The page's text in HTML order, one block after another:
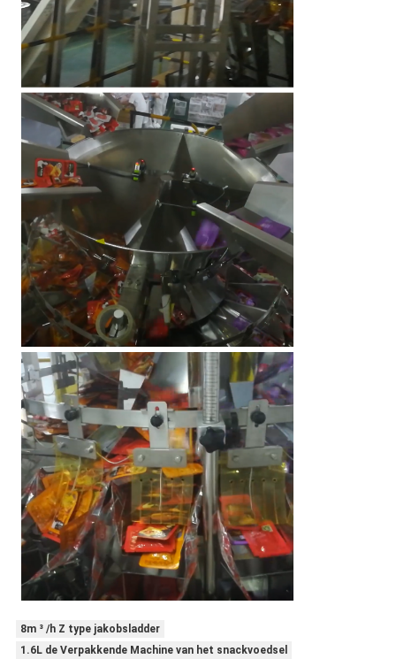
8m ³ /h Z type jakobsladder
1.6L de Verpakkende Machine van het snackvoedsel